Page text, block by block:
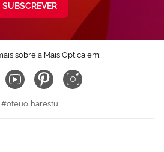
SUBSCREVER
sobre a Mais Optica em:
#oteuolharestu